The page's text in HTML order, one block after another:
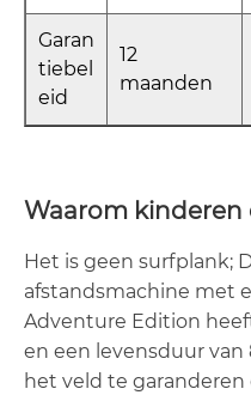
Garan
tiebel
eid
12
maanden
Waarom kinderen
Het is geen surfplank;
afstandsmachine met
Adventure Edition
en een levensduur
het veld te